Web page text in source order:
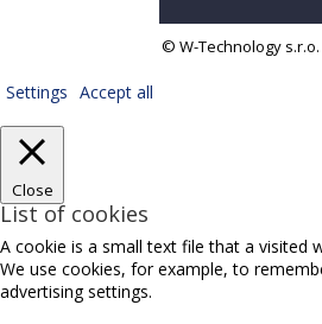
© W-Technology s.r.o.
Settings Accept all
Close
List of cookies
A cookie is a small text file that a visited
We use cookies, for example, to
advertising settings.